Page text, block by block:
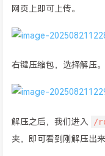
网页上即可上传。
右键压缩包，选择解压。
解压之后，我们进入 /
夹，即可看到刚解压出来